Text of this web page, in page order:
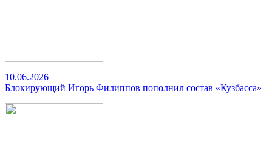
10.06.2026
Блокирующий Игорь Филиппов пополнил состав «Кузбасса»